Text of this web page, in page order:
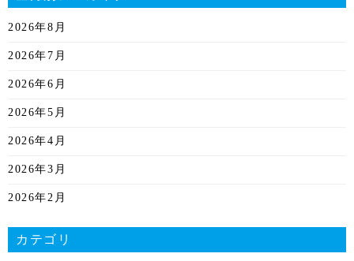
2026年8月
2026年7月
2026年6月
2026年5月
2026年4月
2026年3月
2026年2月
2026年1月
2025年12月
カテゴリ